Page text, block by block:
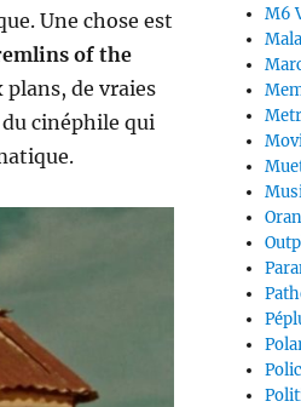
Une chose est
of the
de vraies
cinéphile qui
M6